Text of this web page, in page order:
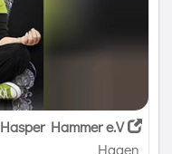
Hasper Hammer e.V
Hagen